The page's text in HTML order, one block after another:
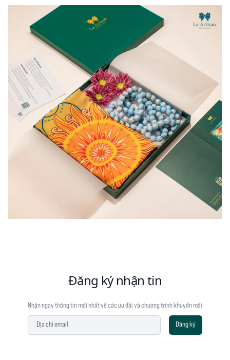
Đăng ký nhận tin
Nhận ngay thông tin mới nhất về các ưu đãi và chương trình khuyến mãi
Địa chỉ email Đăng ký